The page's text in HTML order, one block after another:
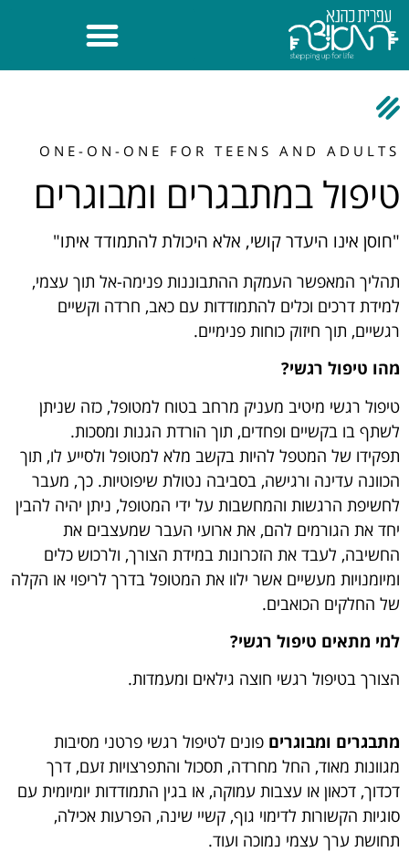
ONE-ON-ONE FOR TEENS AND ADULTS
טיפול במתבגרים ומבוגרים
"חוסן אינו היעדר קושי, אלא היכולת להתמודד איתו"
תהליך המאפשר העמקת ההתבוננות פנימה-אל תוך עצמי,
למידת דרכים וכלים להתמודדות עם כאב, חרדה וקשיים
רגשיים, תוך חיזוק כוחות פנימיים.
מהו טיפול רגשי?
טיפול רגשי מיטיב מעניק מרחב בטוח למטופל, כזה שניתן
לשתף בו בקשיים ופחדים, תוך הורדת הגנות ומסכות.
תפקידו של המטפל להיות בקשב מלא למטופל ולסייע לו, תוך
הכוונה עדינה ורגישה, בסביבה נטולת שיפוטיות. כך, מעבר
לחשיפת הרגשות והמחשבות על ידי המטופל, ניתן יהיה להבין
יחד את הגורמים להם, את ארועי העבר שמעצבים את
החשיבה, לעבד את הזכרונות במידת הצורך, ולרכוש כלים
ומיומנויות מעשיים אשר ילוו את המטופל בדרך לריפוי או הקלה
של החלקים הכואבים.
למי מתאים טיפול רגשי?
הצורך בטיפול רגשי חוצה גילאים ומעמדות.
מתבגרים ומבוגרים פונים לטיפול רגשי פרטני מסיבות
מגוונות מאוד, החל מחרדה, תסכול והתפרצויות זעם, דרך
דכדוך, דכאון או עצבות עמוקה, או בגין התמודדות יומיומית עם
סוגיות הקשורות לדימוי גוף, קשיי שינה, הפרעות אכילה,
תחושת ערך עצמי נמוכה ועוד.